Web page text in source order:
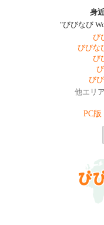
身
"びびなび
び
びびな
び
び
他エリ
PC版